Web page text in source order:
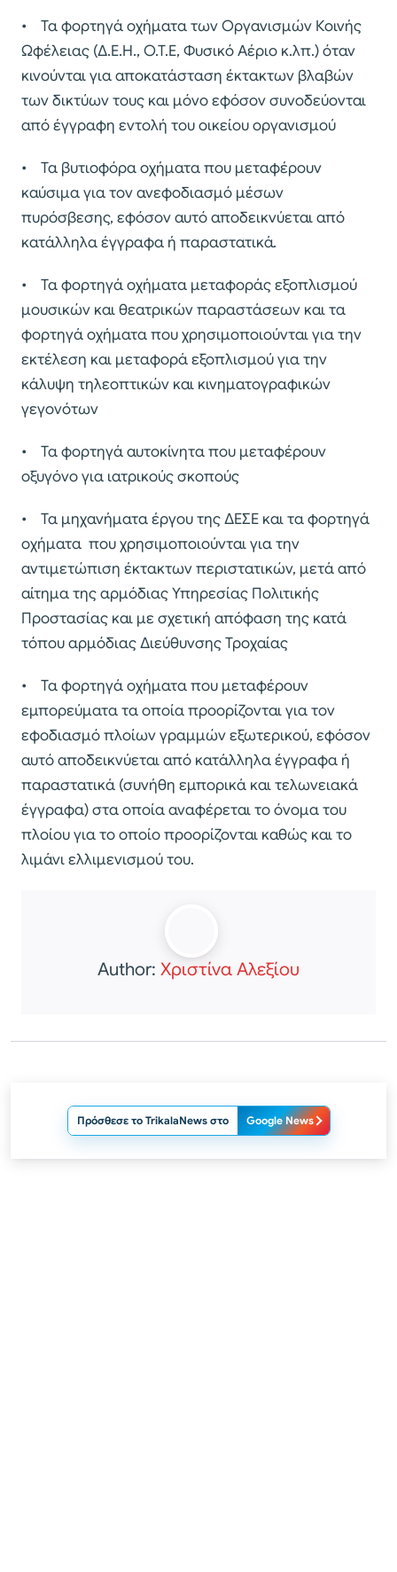
• Τα φορτηγά οχήματα των Οργανισμών Κοινής
Ωφέλειας (Δ.Ε.Η., Ο.Τ.Ε, Φυσικό Αέριο κ.λπ.) όταν
κινούνται για αποκατάσταση έκτακτων βλαβών
των δικτύων τους και μόνο εφόσον συνοδεύονται
από έγγραφη εντολή του οικείου οργανισμού
• Τα βυτιοφόρα οχήματα που μεταφέρουν
καύσιμα για τον ανεφοδιασμό μέσων
πυρόσβεσης, εφόσον αυτό αποδεικνύεται από
κατάλληλα έγγραφα ή παραστατικά.
• Τα φορτηγά οχήματα μεταφοράς εξοπλισμού
μουσικών και θεατρικών παραστάσεων και τα
φορτηγά οχήματα που χρησιμοποιούνται για την
εκτέλεση και μεταφορά εξοπλισμού για την
κάλυψη τηλεοπτικών και κινηματογραφικών
γεγονότων
• Τα φορτηγά αυτοκίνητα που μεταφέρουν
οξυγόνο για ιατρικούς σκοπούς
• Τα μηχανήματα έργου της ΔΕΣΕ και τα φορτηγά
οχήματα που χρησιμοποιούνται για την
αντιμετώπιση έκτακτων περιστατικών, μετά από
αίτημα της αρμόδιας Υπηρεσίας Πολιτικής
Προστασίας και με σχετική απόφαση της κατά
τόπου αρμόδιας Διεύθυνσης Τροχαίας
• Τα φορτηγά οχήματα που μεταφέρουν
εμπορεύματα τα οποία προορίζονται για τον
εφοδιασμό πλοίων γραμμών εξωτερικού, εφόσον
αυτό αποδεικνύεται από κατάλληλα έγγραφα ή
παραστατικά (συνήθη εμπορικά και τελωνειακά
έγγραφα) στα οποία αναφέρεται το όνομα του
πλοίου για το οποίο προορίζονται καθώς και το
λιμάνι ελλιμενισμού του.
Author: Χριστίνα Αλεξίου
Πρόσθεσε το TrikalaNews στο Google News